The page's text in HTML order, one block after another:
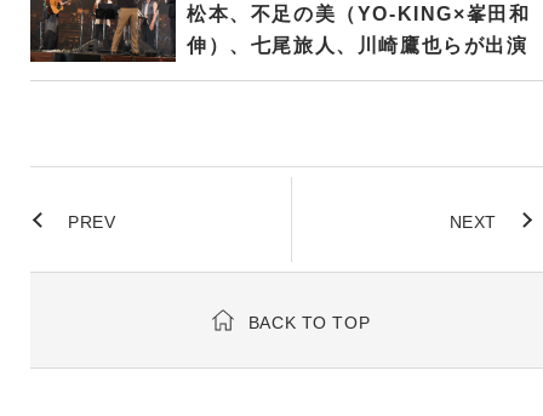
松本、不足の美（YO-KING×峯田和
伸）、七尾旅人、川崎鷹也らが出演
PREV NEXT
BACK TO TOP